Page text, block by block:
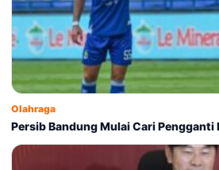
Olahraga
Persib Bandung Mulai Cari Pengganti